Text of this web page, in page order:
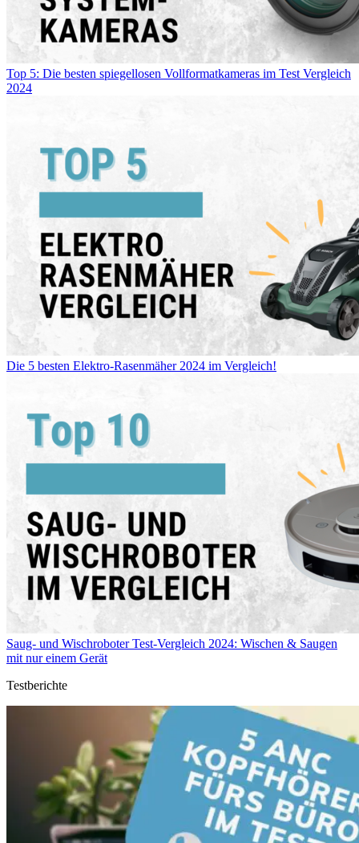
Top 5: Die besten spiegellosen Vollformatkameras im Test Vergleich
2024
Die 5 besten Elektro-Rasenmäher 2024 im Vergleich!
Saug- und Wischroboter Test-Vergleich 2024: Wischen & Saugen
mit nur einem Gerät
Testberichte